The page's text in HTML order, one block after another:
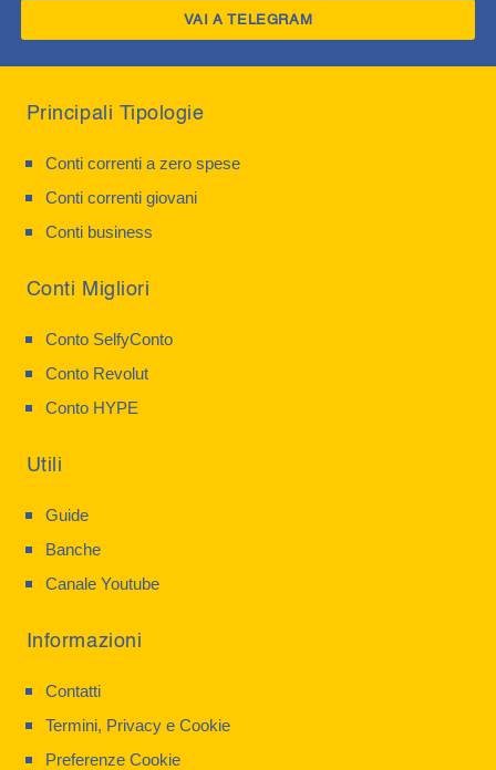
VAI A TELEGRAM
Principali Tipologie
Conti correnti a zero spese
Conti correnti giovani
Conti business
Conti Migliori
Conto SelfyConto
Conto Revolut
Conto HYPE
Utili
Guide
Banche
Canale Youtube
Informazioni
Contatti
Termini, Privacy e Cookie
Preferenze Cookie